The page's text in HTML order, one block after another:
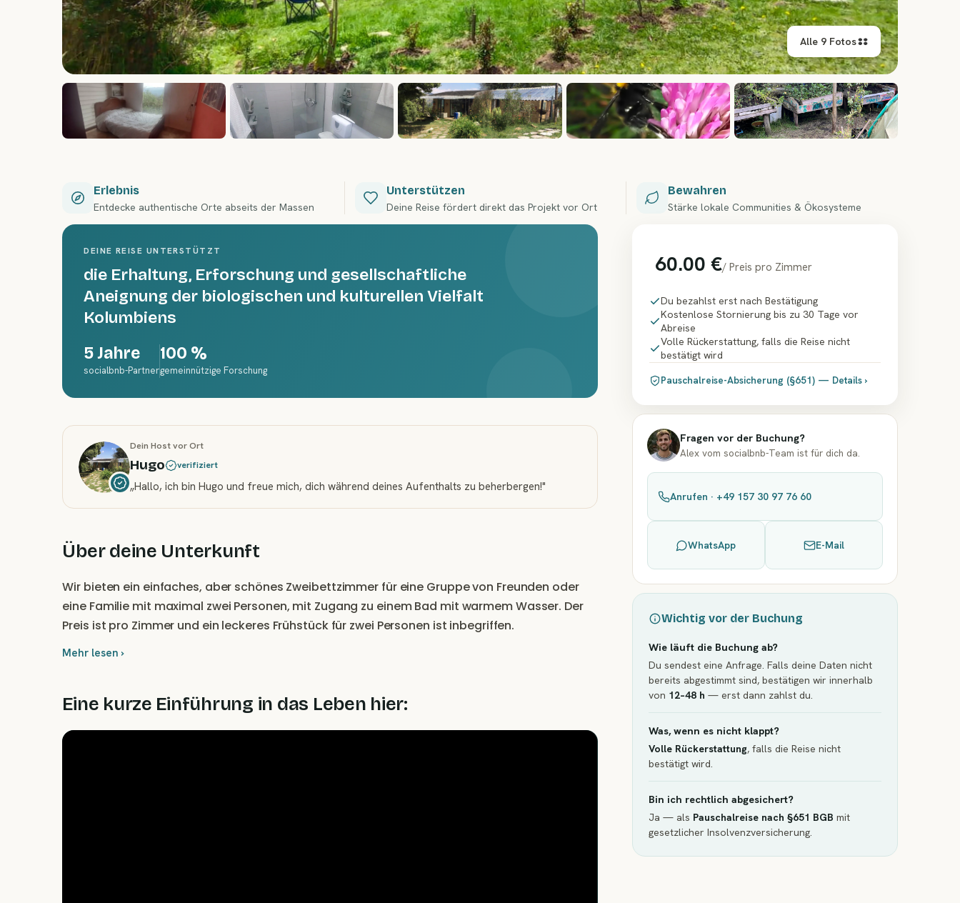
Alle 9 Fotos
Erlebnis
Entdecke authentische Orte abseits der Massen
Unterstützen
Deine Reise fördert direkt das Projekt vor Ort
Bewahren
Stärke lokale Communities & Ökosysteme
DEINE REISE UNTERSTÜTZT
die Erhaltung, Erforschung und gesellschaftliche
Aneignung der biologischen und kulturellen Vielfalt
Kolumbiens
5 Jahre
socialbnb-Partner
100 %
gemeinnützige Forschung
Dein Host vor Ort
Hugo verifiziert
„Hallo, ich bin Hugo und freue mich, dich während deines Aufenthalts zu beherbergen!"
Über deine Unterkunft
Wir bieten ein einfaches, aber schönes Zweibettzimmer für eine Gruppe von Freunden oder
eine Familie mit maximal zwei Personen, mit Zugang zu einem Bad mit warmem Wasser. Der
Preis ist pro Zimmer und ein leckeres Frühstück für zwei Personen ist inbegriffen.
Mehr lesen ›
Eine kurze Einführung in das Leben hier:
60.00 €/ Preis pro Zimmer
Du bezahlst erst nach Bestätigung
Kostenlose Stornierung bis zu 30 Tage vor
Abreise
Volle Rückerstattung, falls die Reise nicht
bestätigt wird
Pauschalreise-Absicherung (§651) — Details ›
Fragen vor der Buchung?
Alex vom socialbnb-Team ist für dich da.
Anrufen · +49 157 30 97 76 60
WhatsApp E-Mail
Wichtig vor der Buchung
Wie läuft die Buchung ab?
Du sendest eine Anfrage. Falls deine Daten nicht
bereits abgestimmt sind, bestätigen wir innerhalb
von 12–48 h — erst dann zahlst du.
Was, wenn es nicht klappt?
Volle Rückerstattung, falls die Reise nicht
bestätigt wird.
Bin ich rechtlich abgesichert?
Ja — als Pauschalreise nach §651 BGB mit
gesetzlicher Insolvenzversicherung.